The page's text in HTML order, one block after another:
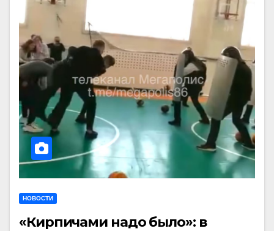
НОВОСТИ
«Кирпичами надо было»: в